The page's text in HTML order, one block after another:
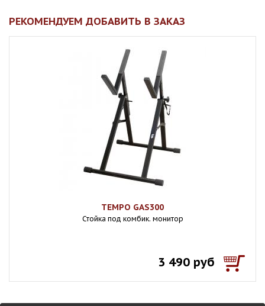
РЕКОМЕНДУЕМ ДОБАВИТЬ В ЗАКАЗ
TEMPO GAS300
Стойка под комбик. монитор
3 490 руб